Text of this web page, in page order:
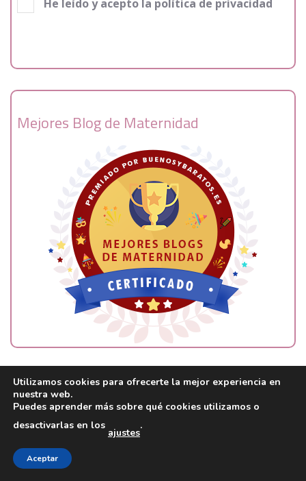
He leído y acepto la política de privacidad
Mejores Blog de Maternidad
Madresfera
Utilizamos cookies para ofrecerte la mejor experiencia en
nuestra web.
Puedes aprender más sobre qué cookies utilizamos o
desactivarlas en los
ajustes
.
Aceptar